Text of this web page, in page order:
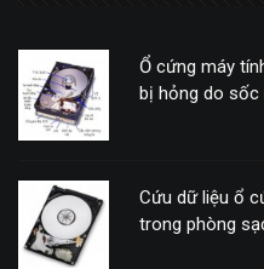
Ổ cứng máy
bị hỏng do
Cứu dữ liệu ổ
trong phòng